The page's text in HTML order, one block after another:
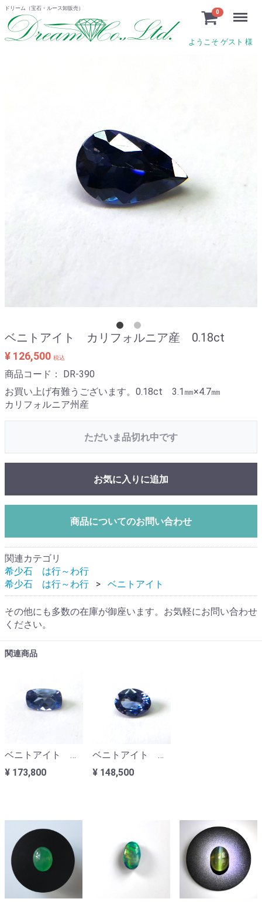
ドリーム（宝石・ルース卸販売）
0
ようこそ ゲスト 様
Menu
ベニトアイト カリフォルニア産 0.18ct
¥ 126,500 税込
商品コード： DR-390
お買い上げ有難うございます。0.18ct 3.1㎜×4.7㎜
カリフォルニア州産
ただいま品切れ中です
お気に入りに追加
商品についてのお問い合わせ
関連カテゴリ
希少石 は行～わ行
希少石 は行～わ行
ベニトアイト
その他にも多数の在庫が御座います。お気軽にお問い合わせ
ください。
関連商品
ベニトアイト カリフォルニア産 0.21ct
¥ 173,800
ベニトアイト カリフォルニア産 0.30ct
¥ 148,500